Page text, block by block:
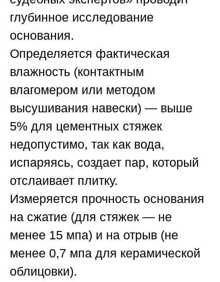
глубинное исследование
основания.
Определяется фактическая
влажность (контактным
влагомером или методом
высушивания навески) — выше
5% для цементных стяжек
недопустимо, так как вода,
испаряясь, создает пар, который
отслаивает плитку.
Измеряется прочность основания
на сжатие (для стяжек — не
менее 15 мпа) и на отрыв (не
менее 0,7 мпа для керамической
облицовки).